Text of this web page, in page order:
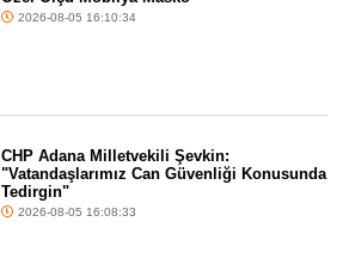
2026-08-05 16:10:34
CHP Adana Milletvekili Şevkin:
"Vatandaşlarımız Can Güvenliği Konusunda
Tedirgin"
2026-08-05 16:08:33